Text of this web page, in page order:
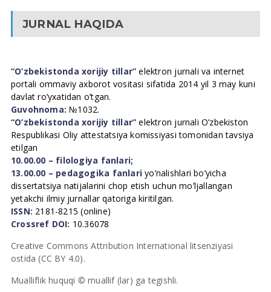
JURNAL HAQIDA
“O’zbekistonda xorijiy tillar” elektron jurnali va internet
portali ommaviy axborot vositasi sifatida 2014 yil 3 may kuni
davlat ro’yxatidan o’tgan.
Guvohnoma: №1032.
“O’zbekistonda xorijiy tillar” elektron jurnali O’zbekiston
Respublikasi Oliy attestatsiya komissiyasi tomonidan tavsiya
etilgan
10.00.00 – filologiya fanlari;
13.00.00 – pedagogika fanlari yo’nalishlari bo’yicha
dissertatsiya natijalarini chop etish uchun mo’ljallangan
yetakchi ilmiy jurnallar qatoriga kiritilgan.
ISSN: 2181-8215 (online)
Crossref DOI: 10.36078
Creative Commons Attribution International litsenziyasi
ostida (CC BY 4.0).
Mualliflik huquqi © muallif (lar) ga tegishli.